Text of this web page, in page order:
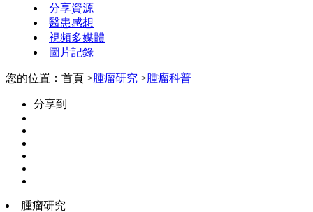
分享資源
醫患感想
視頻多媒體
圖片記錄
您的位置：首頁 >腫瘤研究 >腫瘤科普
分享到
腫瘤研究